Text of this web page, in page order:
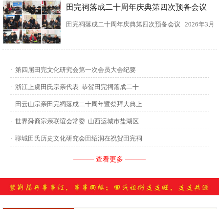
田完祠落成二十周年庆典第四次预备会议
田完祠落成二十周年庆典第四次预备会议 2026年3月
祖”第四次预备会议。 常务副会长田传灿宗亲主持会
议...
· 第四届田完文化研究会第一次会员大会纪要
· 浙江上虞田氏宗亲代表 恭贺田完祠落成二十
· 田云山宗亲田完祠落成二十周年暨祭拜大典上
· 世界舜裔宗亲联谊会常委 山西运城市盐湖区
· 聊城田氏历史文化研究会田绍润在祝贺田完祠
——— 查看更多 ———